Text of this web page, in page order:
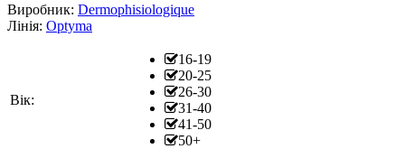
Виробник: Dermophisiologique
Лінія: Optyma
Вік:
16-19
20-25
26-30
31-40
41-50
50+